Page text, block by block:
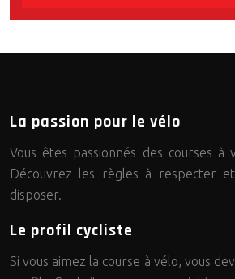
La passion pour le vélo
Vous êtes passionnés des courses à
Découvrez les règles à respecter
disposer.
Le profil cycliste
Si vous aimez la course à vélo, vous